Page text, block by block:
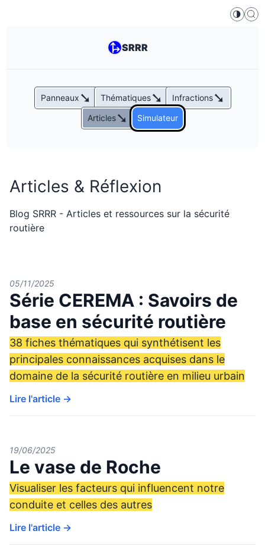
SRRR
Panneaux ➘ Thématiques➘ Infractions➘
Articles➘ Simulateur
🌗
Articles & Réflexion
Blog SRRR - Articles et ressources sur la sécurité
routière
Série CEREMA : Savoirs de
base en sécurité routière
05/11/2025
38 fiches thématiques qui synthétisent les
principales connaissances acquises dans le
domaine de la sécurité routière en milieu urbain
Lire l'article →
Le vase de Roche
19/06/2025
Visualiser les facteurs qui influencent notre
conduite et celles des autres
Lire l'article →